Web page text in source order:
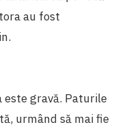
au fost
gravă. Paturile
urmând să mai fie